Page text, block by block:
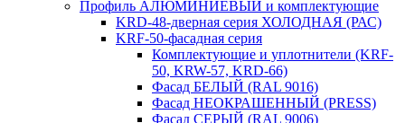
Профиль АЛЮМИНИЕВЫЙ и комплектующие
KRD-48-дверная серия ХОЛОДНАЯ (РАС)
KRF-50-фасадная серия
Комплектующие и уплотнители (KRF-
50, KRW-57, KRD-66)
Фасад БЕЛЫЙ (RAL 9016)
Фасад НЕОКРАШЕННЫЙ (PRESS)
Фасад СЕРЫЙ (RAL 9006)